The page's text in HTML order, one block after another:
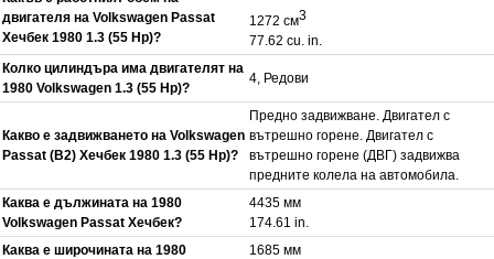
двигателя на Volkswagen Passat
Хечбек 1980 1.3 (55 Hp)?
1272 см3
77.62 cu. in.
Колко цилиндъра има двигателят на
1980 Volkswagen 1.3 (55 Hp)?
4, Редови
Какво е задвижването на Volkswagen
Passat (B2) Хечбек 1980 1.3 (55 Hp)?
Предно задвижване. Двигател с
вътрешно горене. Двигател с
вътрешно горене (ДВГ) задвижва
предните колела на автомобила.
Каква е дължината на 1980
Volkswagen Passat Хечбек?
4435 мм
174.61 in.
Каква е широчината на 1980
1685 мм